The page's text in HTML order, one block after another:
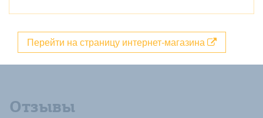
Перейти на страницу интернет-магазина
Отзывы